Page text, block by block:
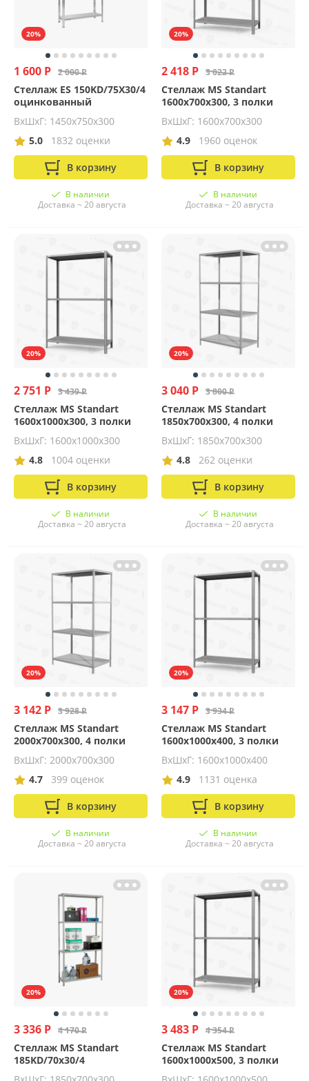
20%
1 600 Р 2 000 Р
Стеллаж ES 150KD/75Х30/4
оцинкованный
ВхШхГ: 1450х750х300
5.0
1832 оценки
В корзину
В наличии
Доставка ~ 20 августа
20%
2 418 Р 3 022 Р
Стеллаж MS Standart
1600х700х300, 3 полки
ВхШхГ: 1600x700x300
4.9
1960 оценок
В корзину
В наличии
Доставка ~ 20 августа
20%
2 751 Р 3 439 Р
Стеллаж MS Standart
1600х1000х300, 3 полки
ВхШхГ: 1600x1000x300
4.8
1004 оценки
В корзину
В наличии
Доставка ~ 20 августа
20%
3 040 Р 3 800 Р
Стеллаж MS Standart
1850х700х300, 4 полки
ВхШхГ: 1850x700x300
4.8
262 оценки
В корзину
В наличии
Доставка ~ 20 августа
20%
3 142 Р 3 928 Р
Стеллаж MS Standart
2000х700х300, 4 полки
ВхШхГ: 2000x700x300
4.7
399 оценок
В корзину
В наличии
Доставка ~ 20 августа
20%
3 147 Р 3 934 Р
Стеллаж MS Standart
1600х1000х400, 3 полки
ВхШхГ: 1600x1000x400
4.9
1131 оценка
В корзину
В наличии
Доставка ~ 20 августа
20%
3 336 Р 4 170 Р
Стеллаж MS Standart
185KD/70x30/4
20%
3 483 Р 4 354 Р
Стеллаж MS Standart
1600х1000х500, 3 полки